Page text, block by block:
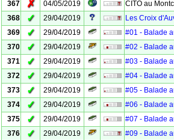
367
✗ 04/05/2019
CITO au
368
✓ 29/04/2019
Les Croix
369
✓ 29/04/2019
#01 - Balade
370
✓ 29/04/2019
#02 - Balade
371
✓ 29/04/2019
#03 - Balade
372
✓ 29/04/2019
#04 - Balade
373
✓ 29/04/2019
#05 - Balade
374
✓ 29/04/2019
#06 - Balade
375
✓ 29/04/2019
#07 - Balade
376
✓ 29/04/2019
#09 - Balade